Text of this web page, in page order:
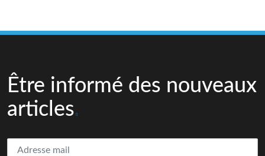
Être informé des nouveaux
articles